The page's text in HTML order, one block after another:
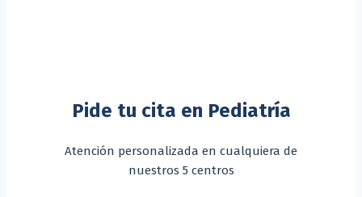
Pide tu cita en Pediatría
Atención personalizada en cualquiera de
nuestros 5 centros